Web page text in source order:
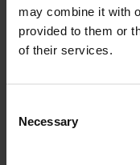
may combine it with
provided to them or
of their services.
Selection
Necessary
Én